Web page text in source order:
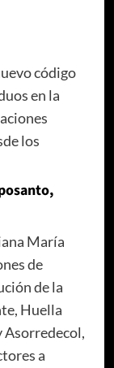
código
en la
los
María
de
de la
Huella
Asorredecol,
a